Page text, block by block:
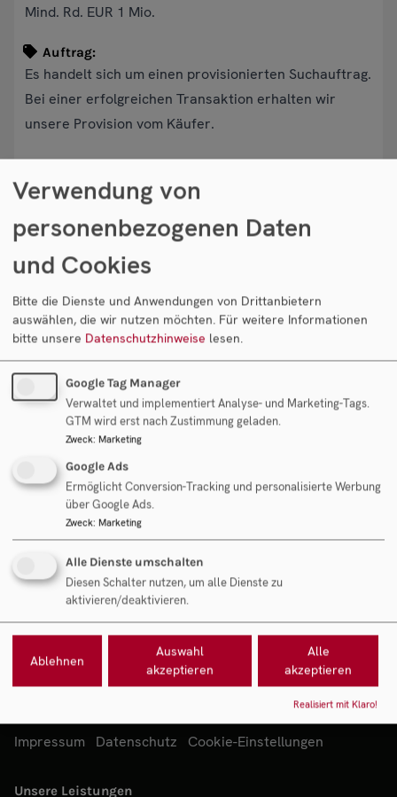
Mind. Rd. EUR 1 Mio.
Auftrag:
Es handelt sich um einen provisionierten Suchauftrag.
Bei einer erfolgreichen Transaktion erhalten wir
unsere Provision vom Käufer.
Objekt anfragen
Ihr Ansprechpartner
Geschäftsführung Fantl Consulting GmbH
Objekt anfragen
© Copyright 2026 betriebsboerse.at
Impressum Datenschutz Cookie-Einstellungen
Unsere Leistungen
Verwendung von
personenbezogenen Daten
und Cookies
Bitte die Dienste und Anwendungen von Drittanbietern
auswählen, die wir nutzen möchten. Für weitere Informationen
bitte unsere Datenschutzhinweise lesen.
Google Tag Manager
Verwaltet und implementiert Analyse- und Marketing-Tags.
GTM wird erst nach Zustimmung geladen.
Zweck: Marketing
Google Ads
Ermöglicht Conversion-Tracking und personalisierte Werbung
über Google Ads.
Zweck: Marketing
Alle Dienste umschalten
Diesen Schalter nutzen, um alle Dienste zu
aktivieren/deaktivieren.
Ablehnen
Auswahl
akzeptieren
Alle
akzeptieren
Realisiert mit Klaro!